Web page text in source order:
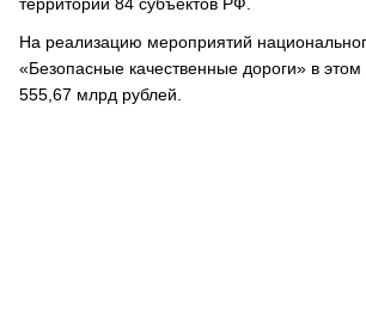
На реализацию мероприятий
«Безопасные качественные дороги» в
555,67 млрд рублей.